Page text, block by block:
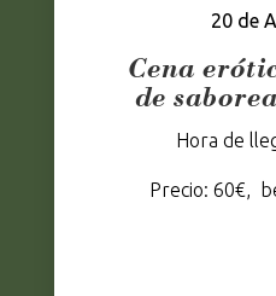
20 de
Cena
de
Hora de
Precio: 60€,